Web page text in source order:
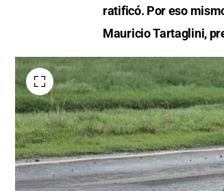
ratificó. Por eso
Mauricio Tartaglini,